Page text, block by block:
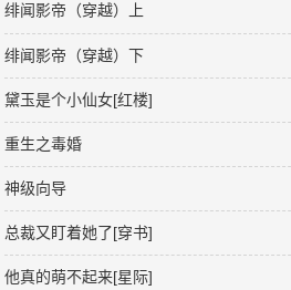
绯闻影帝（穿越）上
绯闻影帝（穿越）下
黛玉是个小仙女[红楼]
重生之毒婚
神级向导
总裁又盯着她了[穿书]
他真的萌不起来[星际]